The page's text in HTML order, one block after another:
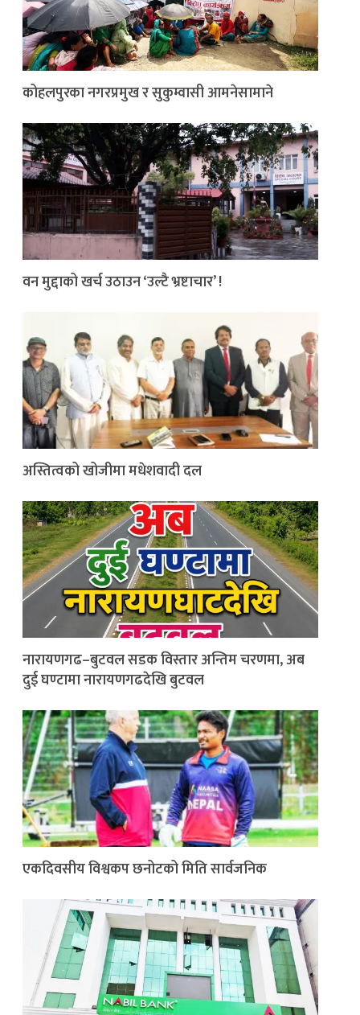
कोहलपुरका नगरप्रमुख र सुकुम्वासी आमनेसामाने
वन मुद्दाको खर्च उठाउन ‘उल्टै भ्रष्टाचार’ !
अस्तित्वको खोजीमा मधेशवादी दल
नारायणगढ–बुटवल सडक विस्तार अन्तिम चरणमा, अब
दुई घण्टामा नारायणगढदेखि बुटवल
एकदिवसीय विश्वकप छनोटको मिति सार्वजनिक